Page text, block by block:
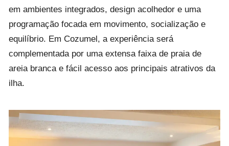
em ambientes integrados, design acolhedor e uma
programação focada em movimento, socialização e
equilíbrio. Em Cozumel, a experiência será
complementada por uma extensa faixa de praia de
areia branca e fácil acesso aos principais atrativos da
ilha.